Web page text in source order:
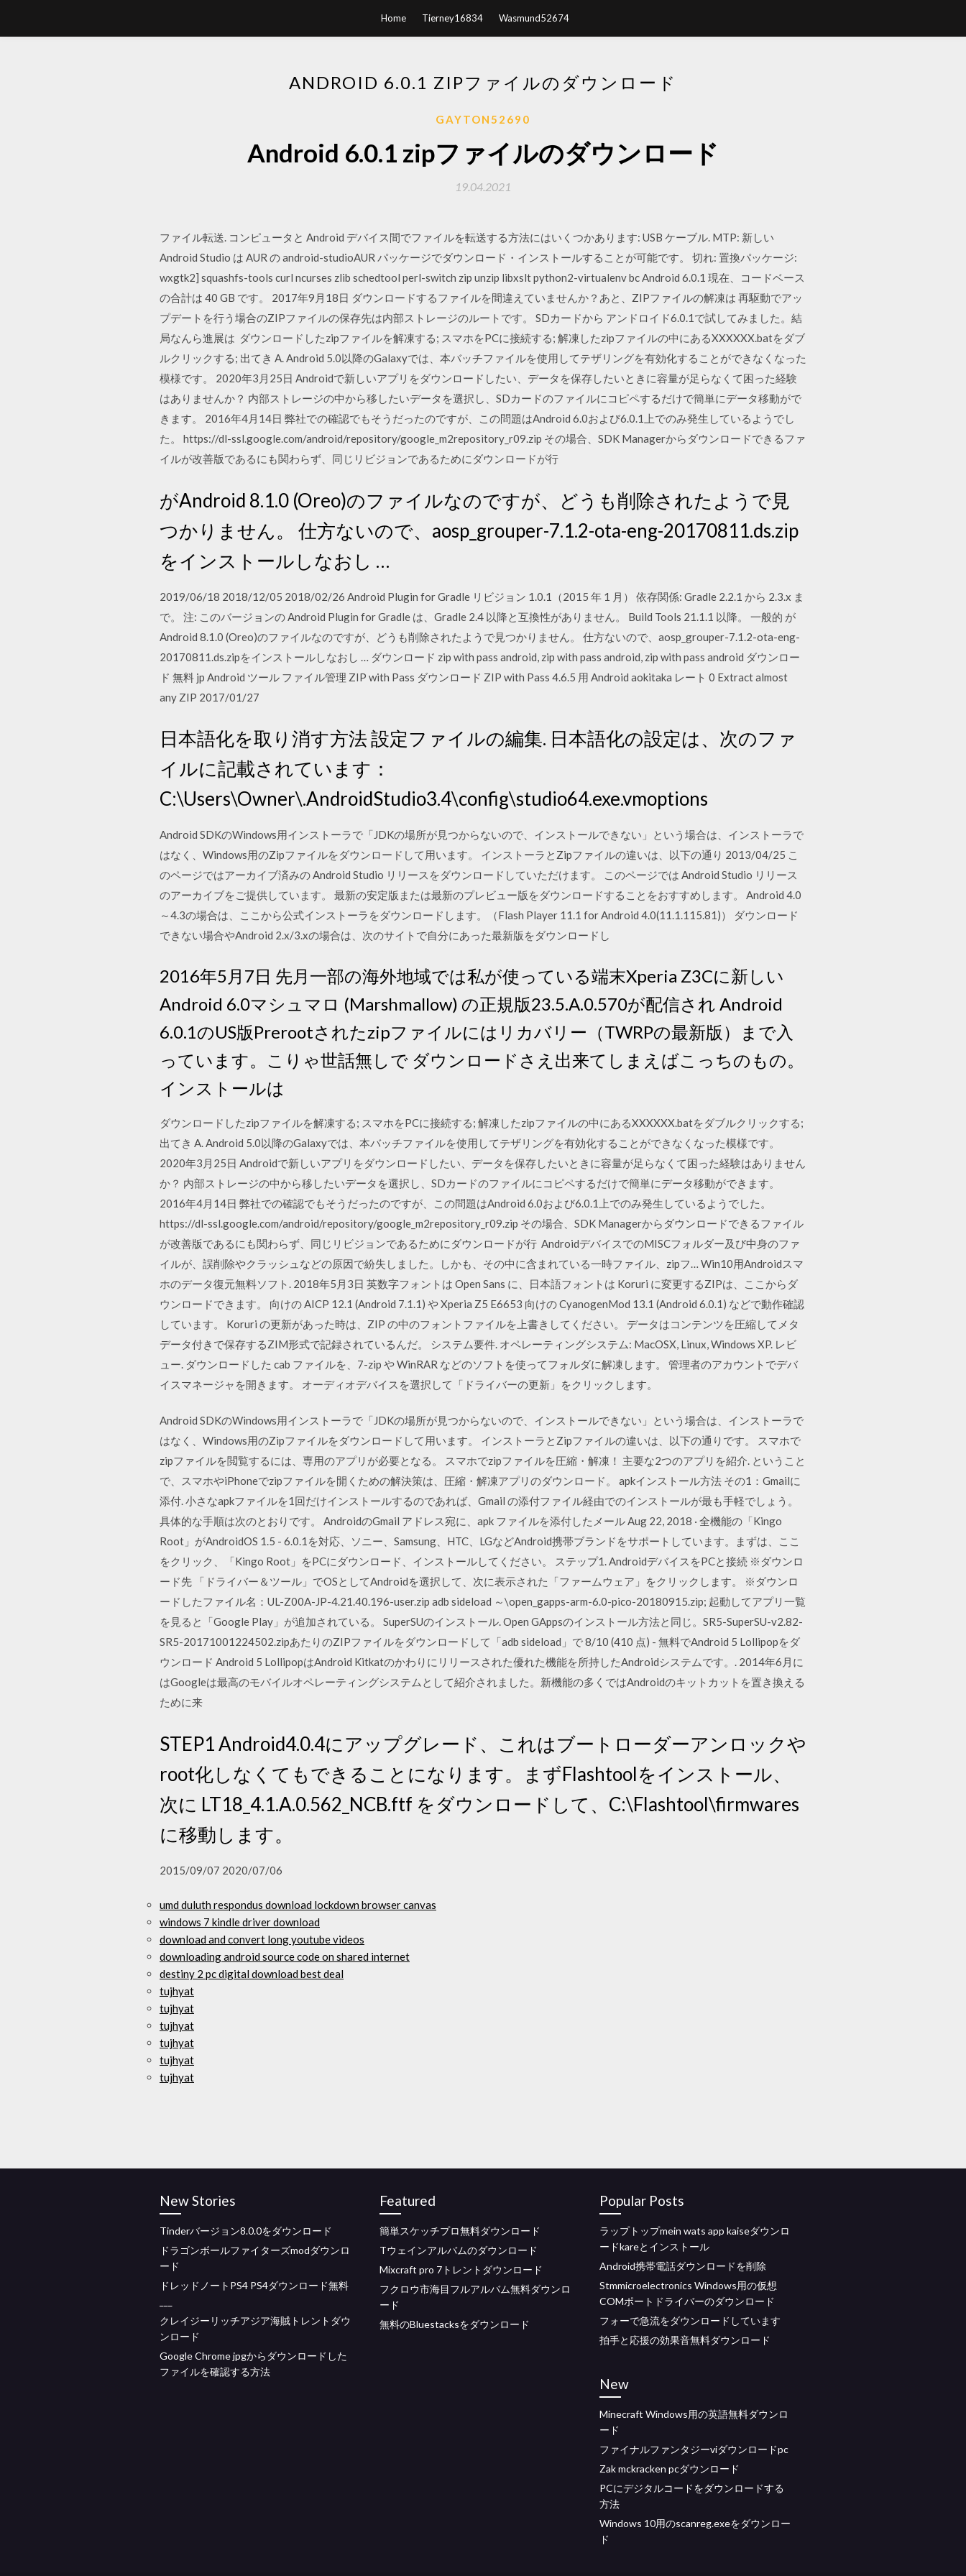
Home Tierney16834 Wasmund52674
ANDROID 6.0.1 ZIPファイルのダウンロード
GAYTON52690
Android 6.0.1 zipファイルのダウンロード
19.04.2021
ファイル転送. コンピュータと Android デバイス間でファイルを転送する方法にはいくつかあります: USB ケーブル. MTP: 新しい
Android Studio は AUR の android-studioAUR パッケージでダウンロード・インストールすることが可能です。 切れ: 置換パッケージ:
wxgtk2] squashfs-tools curl ncurses zlib schedtool perl-switch zip unzip libxslt python2-virtualenv bc Android 6.0.1 現在、コードベース
の合計は 40 GB です。 2017年9月18日 ダウンロードするファイルを間違えていませんか？あと、ZIPファイルの解凍は 再駆動でアッ
プデートを行う場合のZIPファイルの保存先は内部ストレージのルートです。 SDカードから アンドロイド6.0.1で試してみました。結
局なんら進展は ダウンロードしたzipファイルを解凍する; スマホをPCに接続する; 解凍したzipファイルの中にあるXXXXXX.batをダブ
ルクリックする; 出てき A. Android 5.0以降のGalaxyでは、本バッチファイルを使用してテザリングを有効化することができなくなった
模様です。 2020年3月25日 Androidで新しいアプリをダウンロードしたい、データを保存したいときに容量が足らなくて困った経験
はありませんか？ 内部ストレージの中から移したいデータを選択し、SDカードのファイルにコピペするだけで簡単にデータ移動がで
きます。 2016年4月14日 弊社での確認でもそうだったのですが、この問題はAndroid 6.0および6.0.1上でのみ発生しているようでし
た。 https://dl-ssl.google.com/android/repository/google_m2repository_r09.zip その場合、SDK Managerからダウンロードできるファ
イルが改善版であるにも関わらず、同じリビジョンであるためにダウンロードが行
がAndroid 8.1.0 (Oreo)のファイルなのですが、どうも削除されたようで見
つかりません。 仕方ないので、aosp_grouper-7.1.2-ota-eng-20170811.ds.zip
をインストールしなおし …
2019/06/18 2018/12/05 2018/02/26 Android Plugin for Gradle リビジョン 1.0.1（2015 年 1 月） 依存関係: Gradle 2.2.1 から 2.3.x ま
で。 注: このバージョンの Android Plugin for Gradle は、Gradle 2.4 以降と互換性がありません。 Build Tools 21.1.1 以降。 一般的 が
Android 8.1.0 (Oreo)のファイルなのですが、どうも削除されたようで見つかりません。 仕方ないので、aosp_grouper-7.1.2-ota-eng-
20170811.ds.zipをインストールしなおし … ダウンロード zip with pass android, zip with pass android, zip with pass android ダウンロー
ド 無料 jp Android ツール ファイル管理 ZIP with Pass ダウンロード ZIP with Pass 4.6.5 用 Android aokitaka レート 0 Extract almost
any ZIP 2017/01/27
日本語化を取り消す方法 設定ファイルの編集. 日本語化の設定は、次のファ
イルに記載されています：
C:\Users\Owner\.AndroidStudio3.4\config\studio64.exe.vmoptions
Android SDKのWindows用インストーラで「JDKの場所が見つからないので、インストールできない」という場合は、インストーラで
はなく、Windows用のZipファイルをダウンロードして用います。 インストーラとZipファイルの違いは、以下の通り 2013/04/25 こ
のページではアーカイブ済みの Android Studio リリースをダウンロードしていただけます。 このページでは Android Studio リリース
のアーカイブをご提供しています。 最新の安定版または最新のプレビュー版をダウンロードすることをおすすめします。 Android 4.0
～4.3の場合は、ここから公式インストーラをダウンロードします。（Flash Player 11.1 for Android 4.0(11.1.115.81)） ダウンロード
できない場合やAndroid 2.x/3.xの場合は、次のサイトで自分にあった最新版をダウンロードし
2016年5月7日 先月一部の海外地域では私が使っている端末Xperia Z3Cに新しい
Android 6.0マシュマロ (Marshmallow) の正規版23.5.A.0.570が配信され Android
6.0.1のUS版Prerootされたzipファイルにはリカバリー（TWRPの最新版）まで入
っています。こりゃ世話無しで ダウンロードさえ出来てしまえばこっちのもの。
インストールは
ダウンロードしたzipファイルを解凍する; スマホをPCに接続する; 解凍したzipファイルの中にあるXXXXXX.batをダブルクリックする;
出てき A. Android 5.0以降のGalaxyでは、本バッチファイルを使用してテザリングを有効化することができなくなった模様です。
2020年3月25日 Androidで新しいアプリをダウンロードしたい、データを保存したいときに容量が足らなくて困った経験はありません
か？ 内部ストレージの中から移したいデータを選択し、SDカードのファイルにコピペするだけで簡単にデータ移動ができます。
2016年4月14日 弊社での確認でもそうだったのですが、この問題はAndroid 6.0および6.0.1上でのみ発生しているようでした。
https://dl-ssl.google.com/android/repository/google_m2repository_r09.zip その場合、SDK Managerからダウンロードできるファイル
が改善版であるにも関わらず、同じリビジョンであるためにダウンロードが行 AndroidデバイスでのMISCフォルダー及び中身のファ
イルが、誤削除やクラッシュなどの原因で紛失しました。しかも、その中に含まれている一時ファイル、zipフ… Win10用Androidスマ
ホのデータ復元無料ソフト. 2018年5月3日 英数字フォントは Open Sans に、日本語フォントは Koruri に変更するZIPは、ここからダ
ウンロードできます。 向けの AICP 12.1 (Android 7.1.1) や Xperia Z5 E6653 向けの CyanogenMod 13.1 (Android 6.0.1) などで動作確認
しています。 Koruri の更新があった時は、ZIP の中のフォントファイルを上書きしてください。 データはコンテンツを圧縮してメタ
データ付きで保存するZIM形式で記録されているんだ。 システム要件. オペレーティングシステム: MacOSX, Linux, Windows XP. レビ
ュー. ダウンロードした cab ファイルを、7-zip や WinRAR などのソフトを使ってフォルダに解凍します。 管理者のアカウントでデバ
イスマネージャを開きます。 オーディオデバイスを選択して「ドライバーの更新」をクリックします。
Android SDKのWindows用インストーラで「JDKの場所が見つからないので、インストールできない」という場合は、インストーラで
はなく、Windows用のZipファイルをダウンロードして用います。 インストーラとZipファイルの違いは、以下の通りです。 スマホで
zipファイルを閲覧するには、専用のアプリが必要となる。 スマホでzipファイルを圧縮・解凍！ 主要な2つのアプリを紹介. ということ
で、スマホやiPhoneでzipファイルを開くための解決策は、圧縮・解凍アプリのダウンロード。 apkインストール方法 その1：Gmailに
添付. 小さなapkファイルを1回だけインストールするのであれば、Gmail の添付ファイル経由でのインストールが最も手軽でしょう。
具体的な手順は次のとおりです。 AndroidのGmail アドレス宛に、apk ファイルを添付したメール Aug 22, 2018 · 全機能の「Kingo
Root」がAndroidOS 1.5 - 6.0.1を対応、ソニー、Samsung、HTC、LGなどAndroid携帯ブランドをサポートしています。まずは、ここ
をクリック、「Kingo Root」をPCにダウンロード、インストールしてください。 ステップ1. AndroidデバイスをPCと接続 ※ダウンロ
ード先 「ドライバー＆ツール」でOSとしてAndroidを選択して、次に表示された「ファームウェア」をクリックします。 ※ダウンロ
ードしたファイル名：UL-Z00A-JP-4.21.40.196-user.zip adb sideload ～\open_gapps-arm-6.0-pico-20180915.zip; 起動してアプリ一覧
を見ると「Google Play」が追加されている。 SuperSUのインストール. Open GAppsのインストール方法と同じ。SR5-SuperSU-v2.82-
SR5-20171001224502.zipあたりのZIPファイルをダウンロードして「adb sideload」で 8/10 (410 点) - 無料でAndroid 5 Lollipopをダ
ウンロード Android 5 LollipopはAndroid Kitkatのかわりにリリースされた優れた機能を所持したAndroidシステムです。. 2014年6月に
はGoogleは最高のモバイルオペレーティングシステムとして紹介されました。新機能の多くではAndroidのキットカットを置き換える
ために来
STEP1 Android4.0.4にアップグレード、これはブートローダーアンロックや
root化しなくてもできることになります。まずFlashtoolをインストール、
次に LT18_4.1.A.0.562_NCB.ftf をダウンロードして、C:\Flashtool\firmwares
に移動します。
2015/09/07 2020/07/06
umd duluth respondus download lockdown browser canvas
windows 7 kindle driver download
download and convert long youtube videos
downloading android source code on shared internet
destiny 2 pc digital download best deal
tujhyat
tujhyat
tujhyat
tujhyat
tujhyat
tujhyat
New Stories
Tinderバージョン8.0.0をダウンロード
ドラゴンボールファイターズmodダウンロ
ード
ドレッドノートPS4 PS4ダウンロード無料
クレイジーリッチアジア海賊トレントダウ
ンロード
Google Chrome jpgからダウンロードした
ファイルを確認する方法
Featured
簡単スケッチプロ無料ダウンロード
Tウェインアルバムのダウンロード
Mixcraft pro 7トレントダウンロード
フクロウ市海目フルアルバム無料ダウンロ
ード
無料のBluestacksをダウンロード
Popular Posts
ラップトップmein wats app kaiseダウンロ
ードkareとインストール
Android携帯電話ダウンロードを削除
Stmmicroelectronics Windows用の仮想
COMポートドライバーのダウンロード
フォーで急流をダウンロードしています
拍手と応援の効果音無料ダウンロード
New
Minecraft Windows用の英語無料ダウンロ
ード
ファイナルファンタジーviダウンロードpc
Zak mckracken pcダウンロード
PCにデジタルコードをダウンロードする
方法
Windows 10用のscanreg.exeをダウンロー
ド